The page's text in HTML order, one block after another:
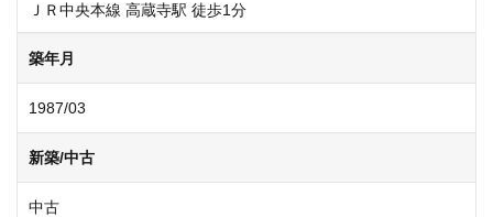
ＪＲ中央本線 高蔵寺駅 徒歩1分
築年月
1987/03
新築/中古
中古